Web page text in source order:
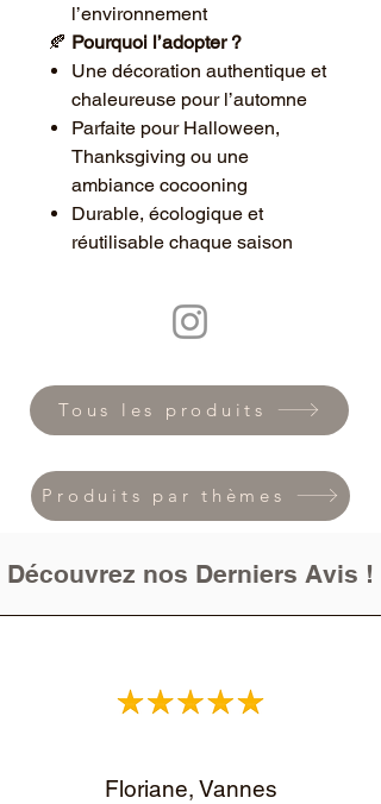
l’environnement
🍂 Pourquoi l’adopter ?
Une décoration authentique et
chaleureuse pour l’automne
Parfaite pour Halloween,
Thanksgiving ou une
ambiance cocooning
Durable, écologique et
réutilisable chaque saison
Tous les produits
Produits par thèmes
Découvrez nos Derniers Avis !
Floriane, Vannes